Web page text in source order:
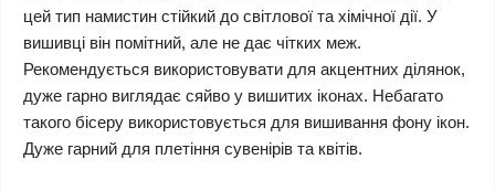
цей тип намистин стійкий до світлової та хімічної дії. У
вишивці він помітний, але не дає чітких меж.
Рекомендується використовувати для акцентних ділянок,
дуже гарно виглядає сяйво у вишитих іконах. Небагато
такого бісеру використовується для вишивання фону ікон.
Дуже гарний для плетіння сувенірів та квітів.